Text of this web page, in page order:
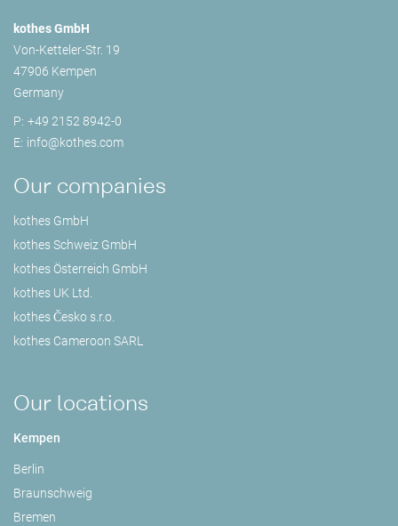
kothes GmbH
Von-Ketteler-Str. 19
47906 Kempen
Germany
P: +49 2152 8942-0
E: info@kothes.com
Our companies
kothes GmbH
kothes Schweiz GmbH
kothes Österreich GmbH
kothes UK Ltd.
kothes Česko s.r.o.
kothes Cameroon SARL
Our locations
Kempen
Berlin
Braunschweig
Bremen